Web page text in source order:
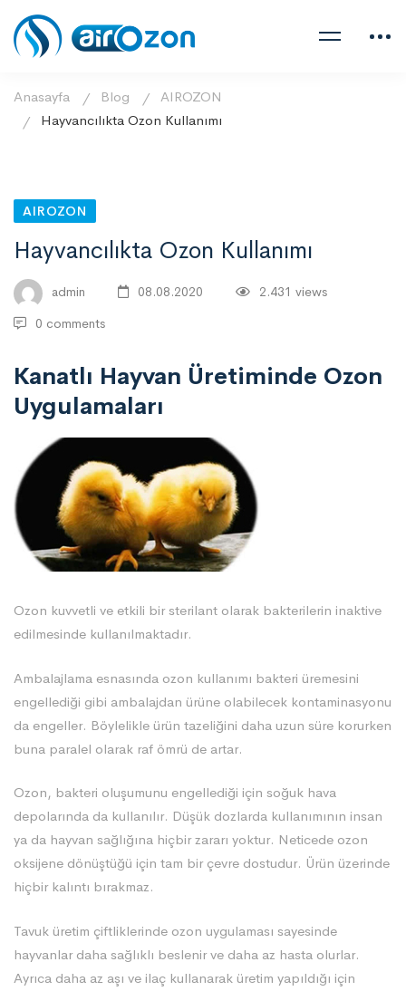
Anasayfa Blog
AIROZON
Hayvancılıkta Ozon Kullanımı
AIROZON
Hayvancılıkta Ozon Kullanımı
admin 08.08.2020
2.431 views
0 comments
Kanatlı Hayvan Üretiminde Ozon
Uygulamaları
Ozon kuvvetli ve etkili bir sterilant olarak bakterilerin inaktive
edilmesinde kullanılmaktadır.
Ambalajlama esnasında ozon kullanımı bakteri üremesini
engellediği gibi ambalajdan ürüne olabilecek kontaminasyonu
da engeller. Böylelikle ürün tazeliğini daha uzun süre korurken
buna paralel olarak raf ömrü de artar.
Ozon, bakteri oluşumunu engellediği için soğuk hava
depolarında da kullanılır. Düşük dozlarda kullanımının insan
ya da hayvan sağlığına hiçbir zararı yoktur. Neticede ozon
oksijene dönüştüğü için tam bir çevre dostudur. Ürün üzerinde
hiçbir kalıntı bırakmaz.
Tavuk üretim çiftliklerinde ozon uygulaması sayesinde
hayvanlar daha sağlıklı beslenir ve daha az hasta olurlar.
Ayrıca daha az aşı ve ilaç kullanarak üretim yapıldığı için